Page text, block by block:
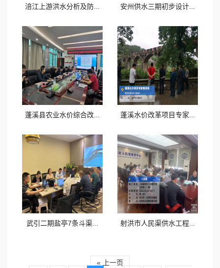
涪江上游洪水分析及防... 安州供水三期初步设计...
蓬溪县农业水价综合改... 蓬溪水价改革项目专家...
武引二期盐亭7条斗渠... 射洪市人民渠供水工程...
« 上一页